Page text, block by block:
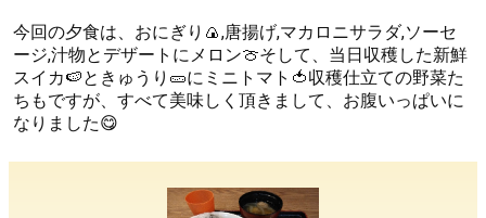
今回の夕食は、おにぎり🍙,唐揚げ,マカロニサラダ,ソーセ
ージ,汁物とデザートにメロン🍈そして、当日収穫した新鮮
スイカ🍉ときゅうり🥒にミニトマト🍅収穫仕立ての野菜た
ちもですが、すべて美味しく頂きまして、お腹いっぱいに
なりました😋